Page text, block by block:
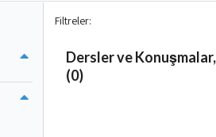
Filtreler:
Dersler ve
(0)